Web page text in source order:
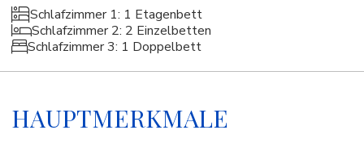
Schlafzimmer 1: 1 Etagenbett
Schlafzimmer 2: 2 Einzelbetten
Schlafzimmer 3: 1 Doppelbett
HAUPTMERKMALE